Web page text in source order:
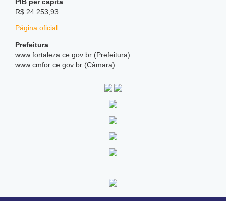
R$ 24 253,93
Página oficial
Prefeitura
www .fortaleza .ce .gov .br (Prefeitura)
www .cmfor .ce .gov .br (Câmara)